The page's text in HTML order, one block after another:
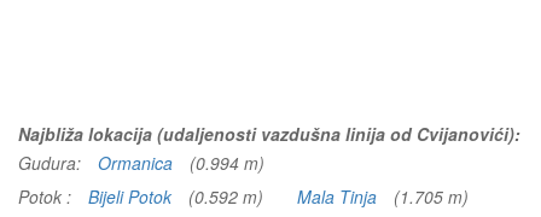
Najbliža lokacija (udaljenosti vazdušna linija od Cvijanovići):
Gudura:
Ormanica
(0.994 m)
Potok :
Bijeli Potok (0.592 m) Mala Tinja
(1.705 m)